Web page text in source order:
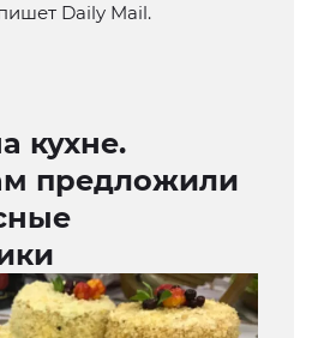
Daily Mail.
кухне.
предложили